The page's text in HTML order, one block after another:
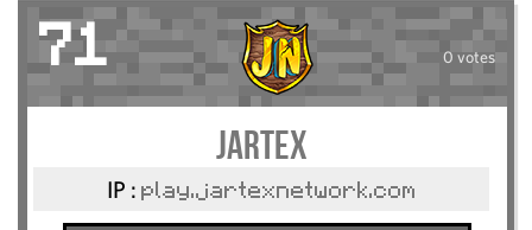
71 0 votes
jartex
IP : play.jartexnetwork.com